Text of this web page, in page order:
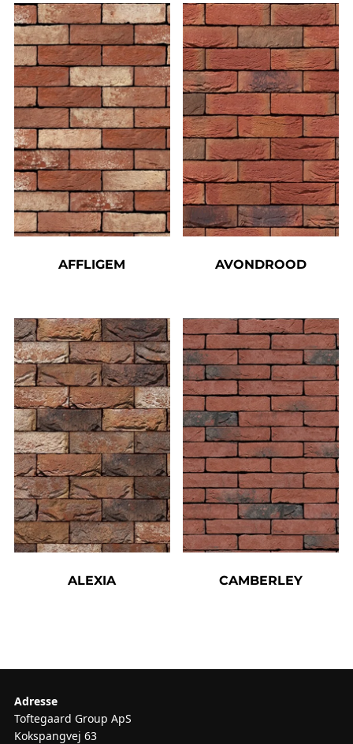
AFFLIGEM AVONDROOD
ALEXIA CAMBERLEY
Adresse
Toftegaard Group ApS
Kokspangvej 63